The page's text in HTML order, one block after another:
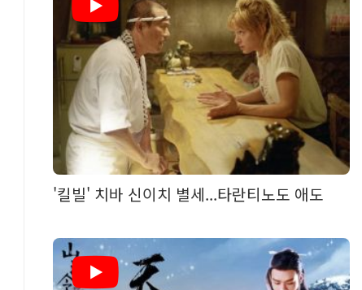
'킬빌' 치바 신이치 별세...타란티노도 애도